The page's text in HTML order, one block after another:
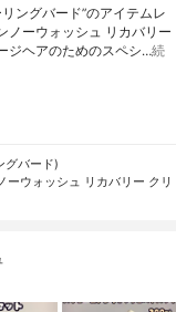
ングバード”のアイテムレ
ノーウォッシュ リカバリー
ジヘアのためのスペシ…続
グバード)
ーウォッシュ リカバリー クリ